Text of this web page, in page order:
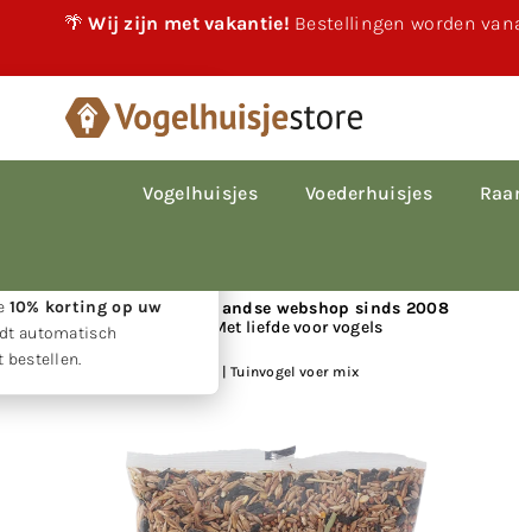
🌴Wij zijn met vakantie! Bestellingen worden
×
gewoon
bestellingen worden
10% korting op uw
automatisch
bestellen.
Vogelhuisjes Voederhuisjes
📍 Nederlandse webshop sinds 2008
Met liefde voor vogels
Strooivoer 1 kg | Tuinvogel voer mix